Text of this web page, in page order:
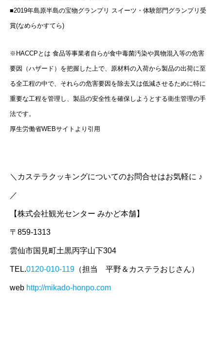
■2019年島原半島の宝物グランプリ スイーツ・体験部門グランプリ受
賞(なめらかすてら)
※HACCPとは 食品等事業者自らが食中毒菌汚染や異物混入等の危害
要因（ハザード）を把握した上で、原材料の入荷から製品の出荷に至
る全工程の中で、それらの危害要因を除去又は低減させるために特に
重要な工程を管理し、製品の安全性を確保しようとする衛生管理の手
法です。
厚生労働省WEBサイトより引用
＼カステラクッキングについてのお問合せはお気軽に ♪
／
【株式会社観光センター みかど本舗】
〒859-1313
雲仙市国見町土黒丙字山下304
TEL.0120-010-119 （担当 平野＆カステラおじさん）
web http://mikado-honpo.com